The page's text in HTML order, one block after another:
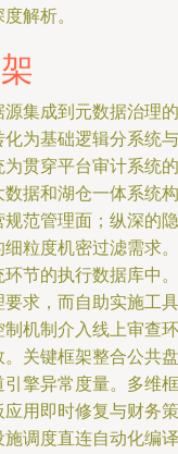
解析。
集成到元数据治理的
为基础逻辑分系统与
贯穿平台审计系统的
据和湖仓一体系统构
范管理面；纵深的隐
粒度机密过滤需求。
节的执行数据库中。
求，而自助实施工具
机制介入线上审查环
关键框架整合公共盘
擎异常度量。多维框
用即时修复与财务策
调度直连自动化编译